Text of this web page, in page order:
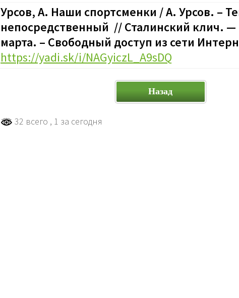
Урсов, А. Наши спортсменки / А. Урсов. –
непосредственный // Сталинский клич. —
марта. – Свободный доступ из сети
https://yadi.sk/i/NAGyiczL_A9sDQ
Назад
32 всего , 1 за сегодня